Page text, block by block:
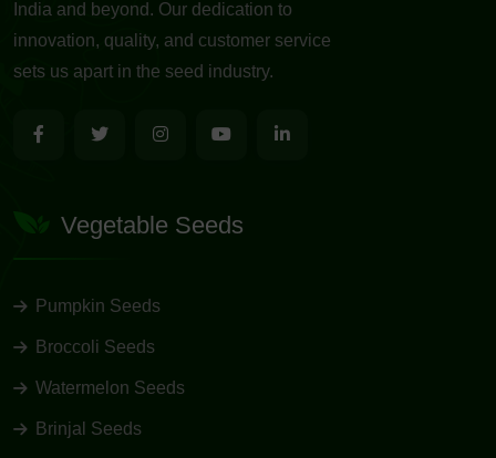
India and beyond. Our dedication to
innovation, quality, and customer service
sets us apart in the seed industry.
Vegetable Seeds
Pumpkin Seeds
Broccoli Seeds
Watermelon Seeds
Brinjal Seeds